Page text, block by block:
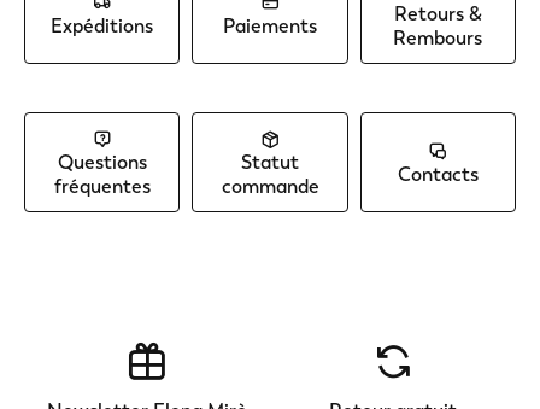
Expéditions Paiements
Retours &
Rembours
Questions
fréquentes
Statut
commande
Contacts